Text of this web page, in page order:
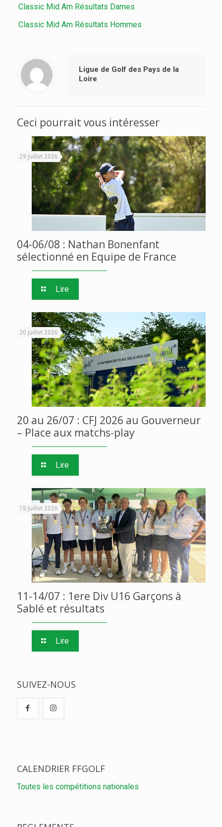
Classic Mid Am Résultats Dames
Classic Mid Am Résultats Hommes
Ligue de Golf des Pays de la
Loire
Ceci pourrait vous intéresser
29 juillet 2026
04-06/08 : Nathan Bonenfant
sélectionné en Equipe de France
Lire
20 juillet 2026
20 au 26/07 : CFJ 2026 au Gouverneur
– Place aux matchs-play
Lire
15 juillet 2026
11-14/07 : 1ere Div U16 Garçons à
Sablé et résultats
Lire
SUIVEZ-NOUS
CALENDRIER FFGOLF
Toutes les compétitions nationales